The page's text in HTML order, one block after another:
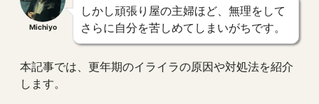
Michiyo
しかし頑張り屋の主婦ほど、無理をして
さらに自分を苦しめてしまいがちです。
本記事では、更年期のイライラの原因や対処法を紹介
します。